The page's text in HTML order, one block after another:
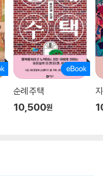
순례 주택
10,500원